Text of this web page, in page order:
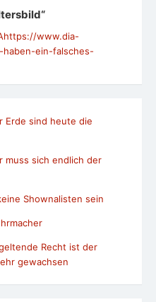
https://www.dia-
ein-falsches-
Erde sind heute die
muss sich endlich der
Shownalisten sein
Recht ist der
gewachsen